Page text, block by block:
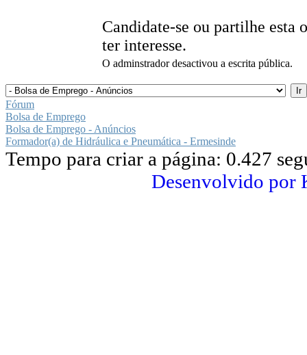
Candidate-se ou partilhe esta
ter interesse.
O adminstrador desactivou a escrita pública.
Fórum
Bolsa de Emprego
Bolsa de Emprego - Anúncios
Formador(a) de Hidráulica e Pneumática - Ermesinde
Tempo para criar a página: 0.427
Desenvolvido por